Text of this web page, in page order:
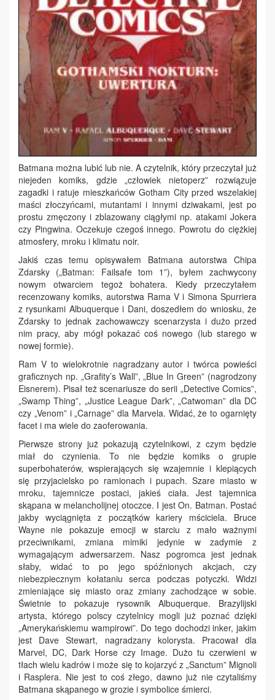
Batmana można lubić lub nie. A czytelnik, który przeczytał już
niejeden komiks, gdzie „człowiek nietoperz” rozwiązuje
zagadki i ratuje mieszkańców Gotham City przed wszelakiej
maści złoczyńcami, mutantami i innymi dziwakami, jest po
prostu zmęczony i zblazowany ciągłymi np. atakami Jokera
czy Pingwina. Oczekuje czegoś innego. Powrotu do ciężkiej
atmosfery, mroku i klimatu noir.
Jakiś czas temu opisywałem Batmana autorstwa Chipa
Zdarsky („Batman: Failsafe tom 1”), byłem zachwycony
nowym otwarciem tegoż bohatera. Kiedy przeczytałem
recenzowany komiks, autorstwa Rama V i Simona Spurriera
z rysunkami Albuquerque i Dani, doszedłem do wniosku, że
Zdarsky to jednak zachowawczy scenarzysta i dużo przed
nim pracy, aby mógł pokazać coś nowego (lub starego w
nowej formie).
Ram V to wielokrotnie nagradzany autor i twórca powieści
graficznych np. „Grafity’s Wall”, „Blue In Green” (nagrodzony
Eisnerem). Pisał też scenariusze do serii „Detective Comics”,
„Swamp Thing”, „Justice League Dark”, „Catwoman” dla DC
czy „Venom” i „Carnage” dla Marvela. Widać, że to ogarnięty
facet i ma wiele do zaoferowania.
Pierwsze strony już pokazują czytelnikowi, z czym będzie
miał do czynienia. To nie będzie komiks o grupie
superbohaterów, wspierających się wzajemnie i klepiących
się przyjacielsko po ramionach i pupach. Szare miasto w
mroku, tajemnicze postaci, jakieś ciała. Jest tajemnica
skąpana w melancholijnej otoczce. I jest On. Batman. Postać
jakby wyciągnięta z początków kariery mściciela. Bruce
Wayne nie pokazuje emocji w starciu z mało ważnymi
przeciwnikami, zmiana mimiki jedynie w zadymie z
wymagającym adwersarzem. Nasz pogromca jest jednak
słaby, widać to po jego spóźnionych akcjach, czy
niebezpiecznym kołataniu serca podczas potyczki. Widzi
zmieniające się miasto oraz zmiany zachodzące w sobie.
Świetnie to pokazuje rysownik Albuquerque. Brazylijski
artysta, którego polscy czytelnicy mogli już poznać dzięki
„Amerykańskiemu wampirowi”. Do tego dochodzi inker, jakim
jest Dave Stewart, nagradzany kolorysta. Pracował dla
Marvel, DC, Dark Horse czy Image. Dużo tu czerwieni w
tłach wielu kadrów i może się to kojarzyć z „Sanctum” Mignoli
i Rasplera. Nie jest to coś złego, dawno już nie czytaliśmy
Batmana skąpanego w grozie i symbolice śmierci.